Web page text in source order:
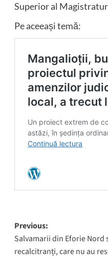
Superior al
Pe aceeași temă:
Post
navigation
Previous:
Salvamarii din Eforie
recalcitranți, care nu au